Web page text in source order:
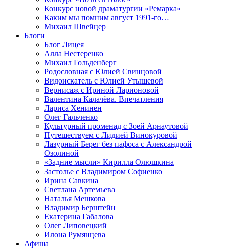
Конкурс новой драматургии «Ремарка»
Каким мы помним август 1991-го…
Михаил Швейцер
Блоги
Блог Лицея
Алла Нестеренко
Михаил Гольденберг
Родословная с Юлией Свинцовой
Видоискатель с Юлией Утышевой
Вернисаж с Ириной Ларионовой
Валентина Калачёва. Впечатления
Лариса Хенинен
Олег Гальченко
Культурный променад с Зоей Арнаутовой
Путешествуем с Лидией Винокуровой
Лазурный Берег без пафоса с Александрой
Озолиной
«Задние мысли» Кирилла Олюшкина
Застолье с Владимиром Софиенко
Ирина Савкина
Светлана Артемьева
Наталья Мешкова
Владимир Берштейн
Екатерина Габалова
Олег Липовецкий
Илона Румянцева
Афиша